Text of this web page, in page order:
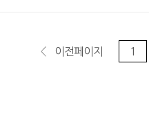
이전페이지 1